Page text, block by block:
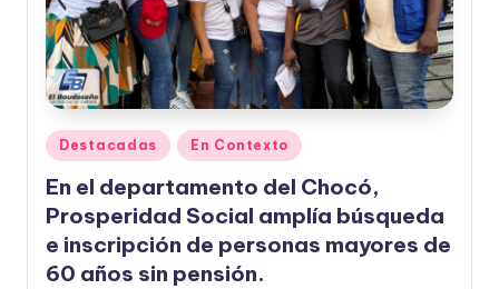
Publicado
en
Destacadas En Contexto
En el departamento del Chocó,
Prosperidad Social amplía búsqueda
e inscripción de personas mayores de
60 años sin pensión.